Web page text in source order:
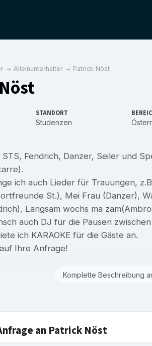
Alleinunterhalter Patrick Nöst
STANDORT
Studenzen
Fendrich, Danzer, Seiler und
ich auch Lieder für Trauungen,
St.), Mei Frau (Danzer),
Langsam wochs ma
auch DJ für die Pausen
ich KARAOKE für die Gäste an.
Ihre Anfrage!
Komplette Beschreibung
an Patrick Nöst